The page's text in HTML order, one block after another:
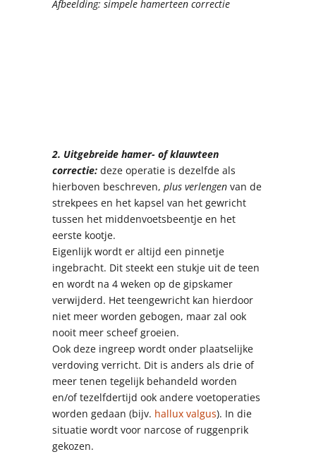
Afbeelding: simpele hamerteen correctie
2. Uitgebreide hamer- of klauwteen
correctie: deze operatie is dezelfde als
hierboven beschreven, plus verlengen van de
strekpees en het kapsel van het gewricht
tussen het middenvoetsbeentje en het
eerste kootje.
Eigenlijk wordt er altijd een pinnetje
ingebracht. Dit steekt een stukje uit de teen
en wordt na 4 weken op de gipskamer
verwijderd. Het teengewricht kan hierdoor
niet meer worden gebogen, maar zal ook
nooit meer scheef groeien.
Ook deze ingreep wordt onder plaatselijke
verdoving verricht. Dit is anders als drie of
meer tenen tegelijk behandeld worden
en/of tezelfdertijd ook andere voetoperaties
worden gedaan (bijv. hallux valgus). In die
situatie wordt voor narcose of ruggenprik
gekozen.